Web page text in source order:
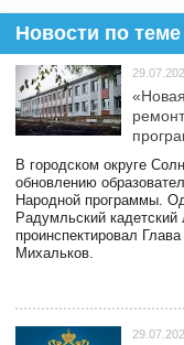
Новости по теме
В городском округе
обновлению
Народной программы.
Радумльский кадетский
проинспектировал
Михальков.